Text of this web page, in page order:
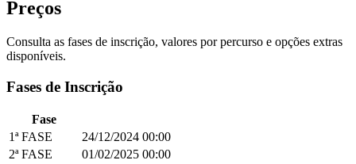
Preços
Consulta as fases de inscrição, valores por percurso e opções extras
disponíveis.
Fases de Inscrição
Fase
1ª FASE
24/12/2024 00:00
2ª FASE
01/02/2025 00:00